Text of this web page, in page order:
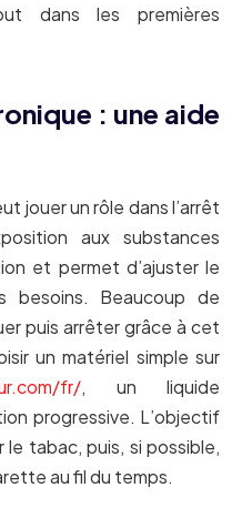
dans les premières
: une aide
jouer un rôle dans l’arrêt
aux substances
et permet d’ajuster le
besoins. Beaucoup de
puis arrêter grâce à cet
un matériel simple sur
fr/, un liquide
progressive. L’objectif
tabac, puis, si possible,
au fil du temps.